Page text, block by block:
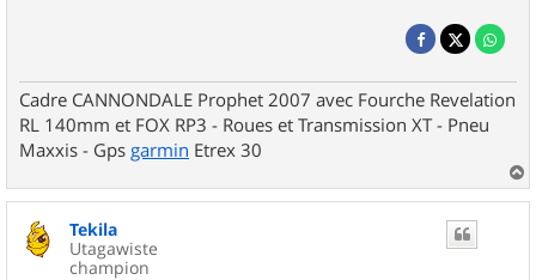
Cadre CANNONDALE Prophet 2007 avec Fourche Revelation
RL 140mm et FOX RP3 - Roues et Transmission XT - Pneu
Maxxis - Gps garmin Etrex 30
a
u
Tekila
Utagawiste
champion